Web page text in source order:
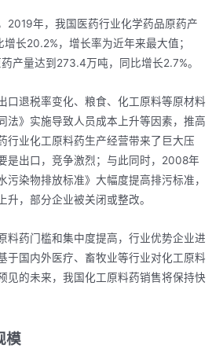
2019年，我国医药行业化学药品原药产
长20.2%，增长率为近年来最大值；
产量达到273.4万吨，同比增长2.7%。
口退税率变化、粮食、化工原料等原材料
法》实施导致人员成本上升等因素，推高
行业化工原料药生产经营带来了巨大压
是出口，竞争激烈；与此同时，2008年
污染物排放标准》大幅度提高排污标准，
升，部分企业被关闭或整改。
料药门槛和集中度提高，行业优势企业进
于国内外医疗、畜牧业等行业对化工原料
见的未来，我国化工原料药销售将保持快
模